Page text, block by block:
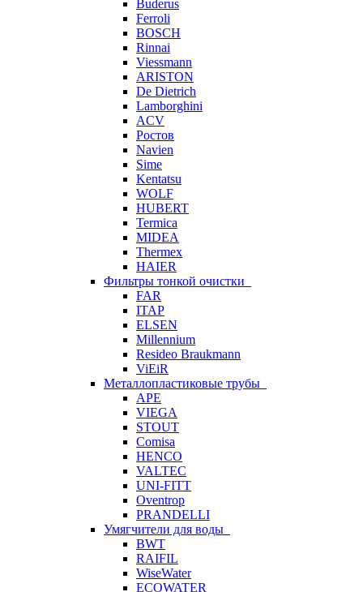
Buderus
Ferroli
BOSCH
Rinnai
Viessmann
ARISTON
De Dietrich
Lamborghini
ACV
Ростов
Navien
Sime
Kentatsu
WOLF
HUBERT
Termica
MIDEA
Thermex
HAIER
Фильтры тонкой очистки
FAR
ITAP
ELSEN
Millennium
Resideo Braukmann
ViEiR
Металлопластиковые трубы
APE
VIEGA
STOUT
Comisa
HENCO
VALTEC
UNI-FITT
Oventrop
PRANDELLI
Умягчители для воды
BWT
RAIFIL
WiseWater
ECOWATER